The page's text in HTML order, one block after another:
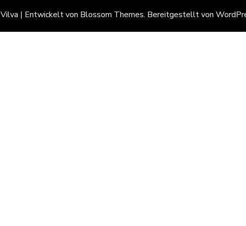
Vilva | Entwickelt von Blossom Themes. Bereitgestellt von